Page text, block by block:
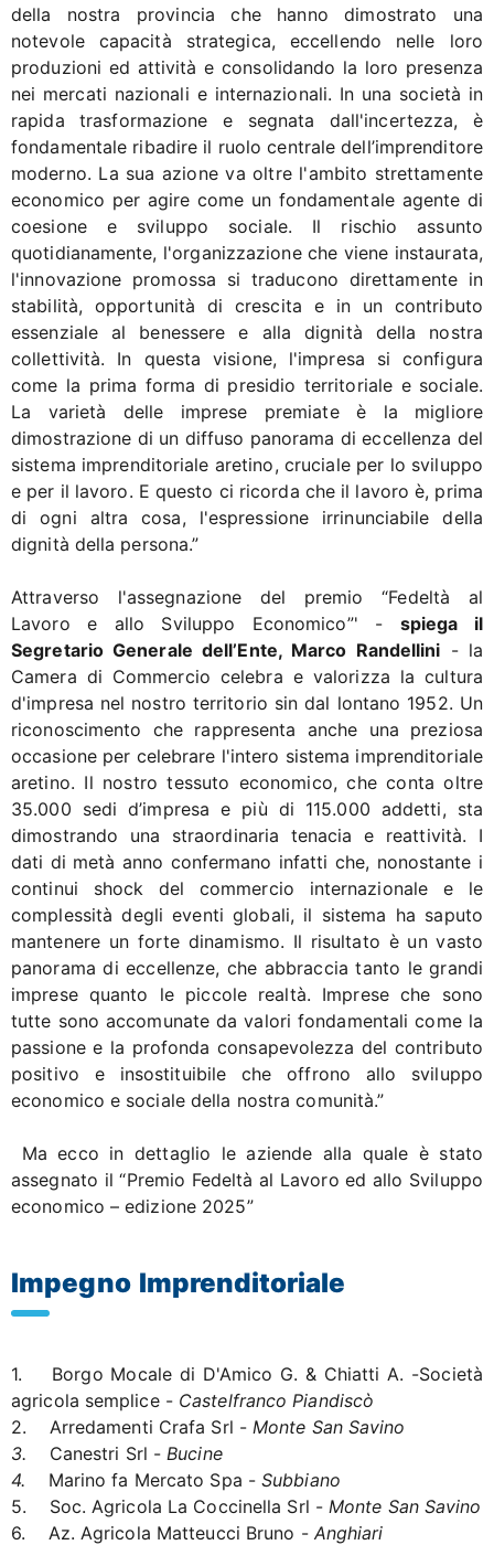
della nostra provincia che hanno dimostrato una
notevole capacità strategica, eccellendo nelle loro
produzioni ed attività e consolidando la loro presenza
nei mercati nazionali e internazionali. In una società in
rapida trasformazione e segnata dall'incertezza, è
fondamentale ribadire il ruolo centrale dell’imprenditore
moderno. La sua azione va oltre l'ambito strettamente
economico per agire come un fondamentale agente di
coesione e sviluppo sociale. Il rischio assunto
quotidianamente, l'organizzazione che viene instaurata,
l'innovazione promossa si traducono direttamente in
stabilità, opportunità di crescita e in un contributo
essenziale al benessere e alla dignità della nostra
collettività. In questa visione, l'impresa si configura
come la prima forma di presidio territoriale e sociale.
La varietà delle imprese premiate è la migliore
dimostrazione di un diffuso panorama di eccellenza del
sistema imprenditoriale aretino, cruciale per lo sviluppo
e per il lavoro. E questo ci ricorda che il lavoro è, prima
di ogni altra cosa, l'espressione irrinunciabile della
dignità della persona.”
Attraverso l'assegnazione del premio “Fedeltà al
Lavoro e allo Sviluppo Economico”' - spiega il
Segretario Generale dell’Ente, Marco Randellini - la
Camera di Commercio celebra e valorizza la cultura
d'impresa nel nostro territorio sin dal lontano 1952. Un
riconoscimento che rappresenta anche una preziosa
occasione per celebrare l'intero sistema imprenditoriale
aretino. Il nostro tessuto economico, che conta oltre
35.000 sedi d’impresa e più di 115.000 addetti, sta
dimostrando una straordinaria tenacia e reattività. I
dati di metà anno confermano infatti che, nonostante i
continui shock del commercio internazionale e le
complessità degli eventi globali, il sistema ha saputo
mantenere un forte dinamismo. Il risultato è un vasto
panorama di eccellenze, che abbraccia tanto le grandi
imprese quanto le piccole realtà. Imprese che sono
tutte sono accomunate da valori fondamentali come la
passione e la profonda consapevolezza del contributo
positivo e insostituibile che offrono allo sviluppo
economico e sociale della nostra comunità.”
Ma ecco in dettaglio le aziende alla quale è stato
assegnato il “Premio Fedeltà al Lavoro ed allo Sviluppo
economico – edizione 2025”
Impegno Imprenditoriale
1. Borgo Mocale di D'Amico G. & Chiatti A. -Società
agricola semplice - Castelfranco Piandiscò
2. Arredamenti Crafa Srl - Monte San Savino
3. Canestri Srl - Bucine
4. Marino fa Mercato Spa -Subbiano
5. Soc. Agricola La Coccinella Srl - Monte San Savino
6. Az. Agricola Matteucci Bruno - Anghiari